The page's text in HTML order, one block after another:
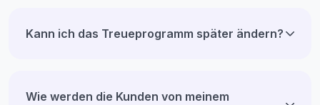
Kann ich das Treueprogramm später ändern?
Wie werden die Kunden von meinem